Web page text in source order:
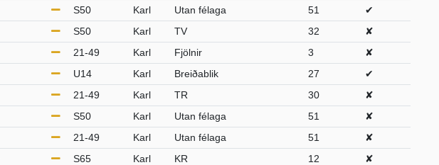
S50 Karl Utan félaga 51
✔
S50 Karl TV 32
✘
21-49 Karl Fjölnir 3
✘
U14 Karl Breiðablik 27
✔
21-49 Karl TR 30
✘
S50 Karl Utan félaga 51
✘
21-49 Karl Utan félaga 51
✘
S65 Karl KR 12
✘